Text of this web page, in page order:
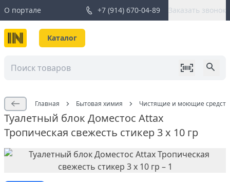
О портале +7 (914) 670-04-89 Заказать звонок
Каталог
Главная Бытовая химия Чистящие и моющие
Туалетный блок Доместос Attax
Тропическая свежесть стикер 3 х 10 гр